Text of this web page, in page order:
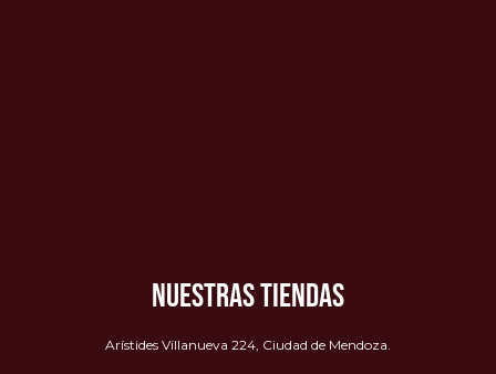
NUESTRAS TIENDAS
Arístides Villanueva 224, Ciudad de Mendoza.